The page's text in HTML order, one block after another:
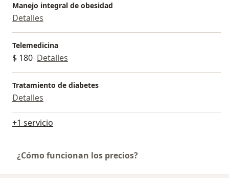
Manejo integral de obesidad
Detalles
Telemedicina
$ 180 Detalles
Tratamiento de diabetes
Detalles
+1 servicio
¿Cómo funcionan los precios?